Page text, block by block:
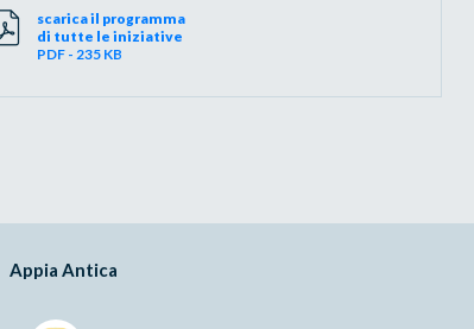
scarica il programma
di tutte le iniziative
PDF - 235 KB
Appia Antica